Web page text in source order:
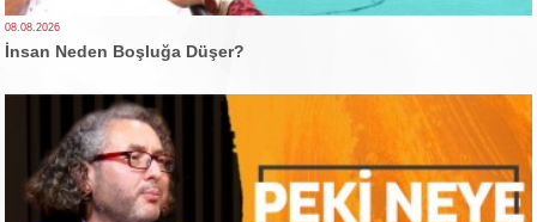
08.08.2026
İnsan Neden Boşluğa Düşer?